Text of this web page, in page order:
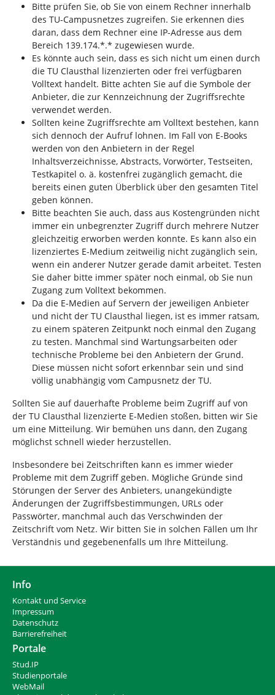
Bitte prüfen Sie, ob Sie von einem Rechner innerhalb
des TU-Campusnetzes zugreifen. Sie erkennen dies
daran, dass dem Rechner eine IP-Adresse aus dem
Bereich 139.174.*.* zugewiesen wurde.
Es könnte auch sein, dass es sich nicht um einen durch
die TU Clausthal lizenzierten oder frei verfügbaren
Volltext handelt. Bitte achten Sie auf die Symbole der
Anbieter, die zur Kennzeichnung der Zugriffsrechte
verwendet werden.
Sollten keine Zugriffsrechte am Volltext bestehen, kann
sich dennoch der Aufruf lohnen. Im Fall von E-Books
werden von den Anbietern in der Regel
Inhaltsverzeichnisse, Abstracts, Vorwörter, Testseiten,
Testkapitel o. ä. kostenfrei zugänglich gemacht, die
bereits einen guten Überblick über den gesamten Titel
geben können.
Bitte beachten Sie auch, dass aus Kostengründen nicht
immer ein unbegrenzter Zugriff durch mehrere Nutzer
gleichzeitig erworben werden konnte. Es kann also ein
lizenziertes E-Medium zeitweilig nicht zugänglich sein,
wenn ein anderer Nutzer gerade damit arbeitet. Testen
Sie daher bitte immer später noch einmal, ob Sie nun
Zugang zum Volltext bekommen.
Da die E-Medien auf Servern der jeweiligen Anbieter
und nicht der TU Clausthal liegen, ist es immer ratsam,
zu einem späteren Zeitpunkt noch einmal den Zugang
zu testen. Manchmal sind Wartungsarbeiten oder
technische Probleme bei den Anbietern der Grund.
Diese müssen nicht sofort erkennbar sein und sind
völlig unabhängig vom Campusnetz der TU.
Sollten Sie auf dauerhafte Probleme beim Zugriff auf von
der TU Clausthal lizenzierte E-Medien stoßen, bitten wir Sie
um eine Mitteilung. Wir bemühen uns dann, den Zugang
möglichst schnell wieder herzustellen.
Insbesondere bei Zeitschriften kann es immer wieder
Probleme mit dem Zugriff geben. Mögliche Gründe sind
Störungen der Server des Anbieters, unangekündigte
Änderungen der Zugriffsbestimmungen, URLs oder
Passwörter, manchmal auch das Verschwinden der
Zeitschrift vom Netz. Wir bitten Sie in solchen Fällen um Ihr
Verständnis und gegebenenfalls um Ihre Mitteilung.
Info
Kontakt und Service
Impressum
Datenschutz
Barrierefreiheit
Portale
Stud.IP
Studienportale
WebMail